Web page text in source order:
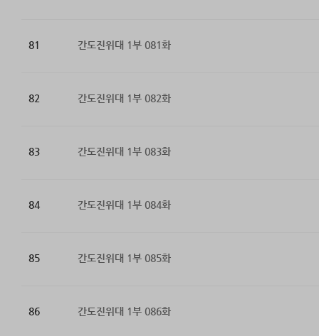
81 간도진위대 1부 081화
82 간도진위대 1부 082화
83 간도진위대 1부 083화
84 간도진위대 1부 084화
85 간도진위대 1부 085화
86 간도진위대 1부 086화